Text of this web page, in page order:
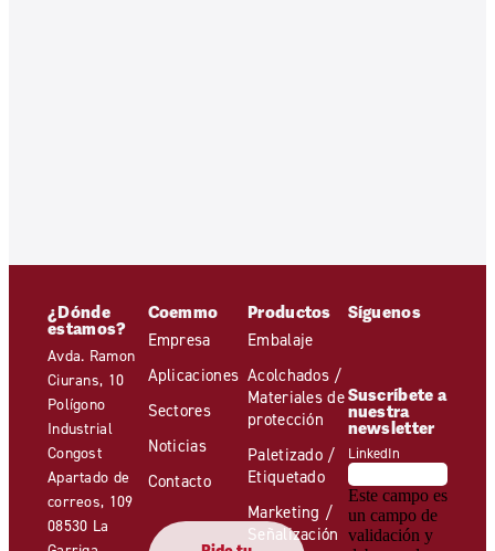
¿Dónde
estamos?
Avda. Ramon
Ciurans, 10
Polígono
Industrial
Congost
Apartado de
correos, 109
08530 La
Coemmo
Empresa
Aplicaciones
Sectores
Noticias
Contacto
Productos
Embalaje
Acolchados /
Materiales de
protección
Paletizado /
Etiquetado
Marketing /
Señalización
Síguenos
Suscríbete a
nuestra
newsletter
LinkedIn
Este campo es
un campo de
validación y